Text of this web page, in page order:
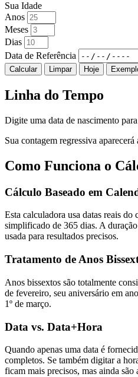
Sua Idade
Anos
Meses
Dias
Data de Referência
Calcular Limpar Hoje
Linha do Tempo
Digite uma data de nascimento
Sua contagem regressiva aparecerá
Como Funciona o
Cálculo Baseado em
Esta calculadora usa datas reais do
simplificado de 365 dias. A
usada para resultados precisos.
Tratamento de Anos
Anos bissextos são totalmente
de fevereiro, seu aniversário em
1º de março.
Data vs. Data+Hora
Quando apenas uma data é
completos. Se também digitar a
ficam mais precisos, mas ainda são